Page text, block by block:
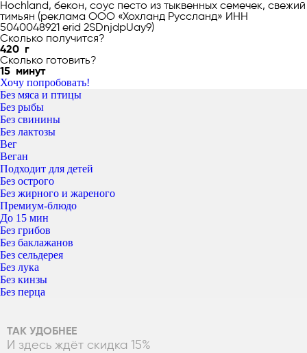
Hochland, бекон, соус песто из тыквенных семечек, свежий
тимьян (реклама ООО «Хохланд Руссланд» ИНН
5040048921 erid 2SDnjdpUay9)
Сколько получится?
420 г
Сколько готовить?
15 минут
Хочу попробовать!
Без мяса и птицы
Без рыбы
Без свинины
Без лактозы
Вег
Веган
Подходит для детей
Без острого
Без жирного и жареного
Премиум-блюдо
До 15 мин
Без грибов
Без баклажанов
Без сельдерея
Без лука
Без кинзы
Без перца
ТАК УДОБНЕЕ
И здесь ждёт скидка 15%